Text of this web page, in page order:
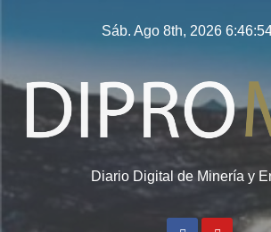
Sáb. Ago 8th, 2026
Diario Digital de Minería y